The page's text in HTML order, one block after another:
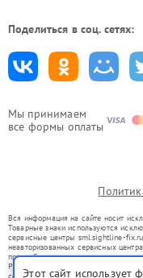
Мы принимаем
все формы оплаты
Поделиться в соц. сетях:
Вся информация на сайте носит
Товарные знаки используются
сервисные центры sml.sightline-fix.ru
неавторизованных сервисных
правообладателями товарных
Ремонт осуществляется для
Этот сайт